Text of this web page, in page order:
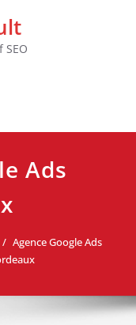
Ads
Agence Google Ads